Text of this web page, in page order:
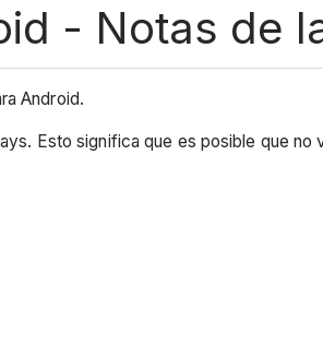
- Notas de
Android.
Esto significa que es posible que